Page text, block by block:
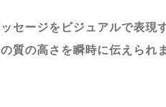
セージをビジュアルで表現
質の高さを瞬時に伝えられ